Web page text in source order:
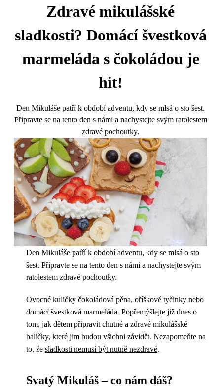
Zdravé mikulášské
sladkosti? Domácí švestková
marmeláda s čokoládou je
hit!
Den Mikuláše patří k období adventu, kdy se mlsá o sto šest.
Připravte se na tento den s námi a nachystejte svým ratolestem
zdravé pochoutky.
Den Mikuláše patří k období adventu, kdy se mlsá o sto
šest. Připravte se na tento den s námi a nachystejte svým
ratolestem zdravé pochoutky.
Ovocné kuličky čokoládová pěna, oříškové tyčinky nebo
domácí švestková marmeláda. Popřemýšlejte již dnes o
tom, jak dětem připravit chutné a zdravé mikulášské
balíčky, které jim budou všichni závidět. Nezapomeňte na
to, že sladkosti nemusí být nutně nezdravé.
Svatý Mikuláš – co nám dáš?